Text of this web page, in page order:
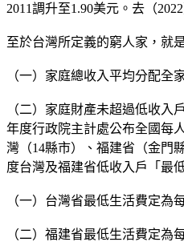
2011調升至1.90美元。去（
至於台灣所定義的窮人家，就
（一）家庭總收入平均分配全
（二）家庭財產未超過低收
年度行政院主計處公布全國每
灣（14縣市）、福建省（金門
度台灣及福建省低收入戶「最
（一）台灣省最低生活費定為
（二）福建省最低生活費定為